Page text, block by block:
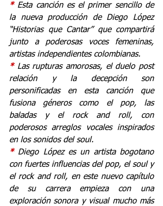
* Esta canción es el primer sencillo de
la nueva producción de Diego López
“Historias que Cantar” que compartirá
junto a poderosas voces femeninas,
artistas independientes colombianas.
* Las rupturas amorosas, el duelo post
relación y la decepción son
personificadas en esta canción que
fusiona géneros como el pop, las
baladas y el rock and roll, con
poderosos arreglos vocales inspirados
en los sonidos del soul.
* Diego López es un artista bogotano
con fuertes influencias del pop, el soul y
el rock and roll, en este nuevo capítulo
de su carrera empieza con una
exploración sonora y visual mucho más